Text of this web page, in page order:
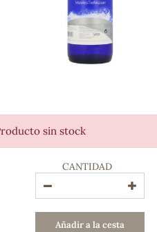
Digestivos
Circulatorio, colesterol
Superalimentos
Proteína
COSMÉTICA E
Hombre
Higiene personal
Labiales
Aceites esenciales y
Aceites vegetales
sin stock
CANTIDAD
Añadir a la cesta